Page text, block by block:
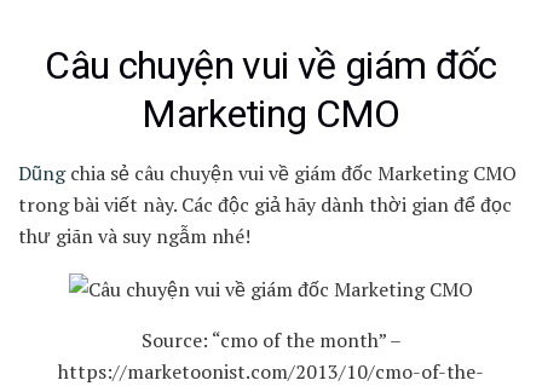
Câu chuyện vui về giám đốc
Marketing CMO
Dũngchia sẻ câu chuyện vui về giám đốc Marketing CMO
trong bài viết này. Các độc giả hãy dành thời gian để đọc
thư giãn và suy ngẫm nhé!
Source: “cmo of the month” –
https://marketoonist.com/2013/10/cmo-of-the-